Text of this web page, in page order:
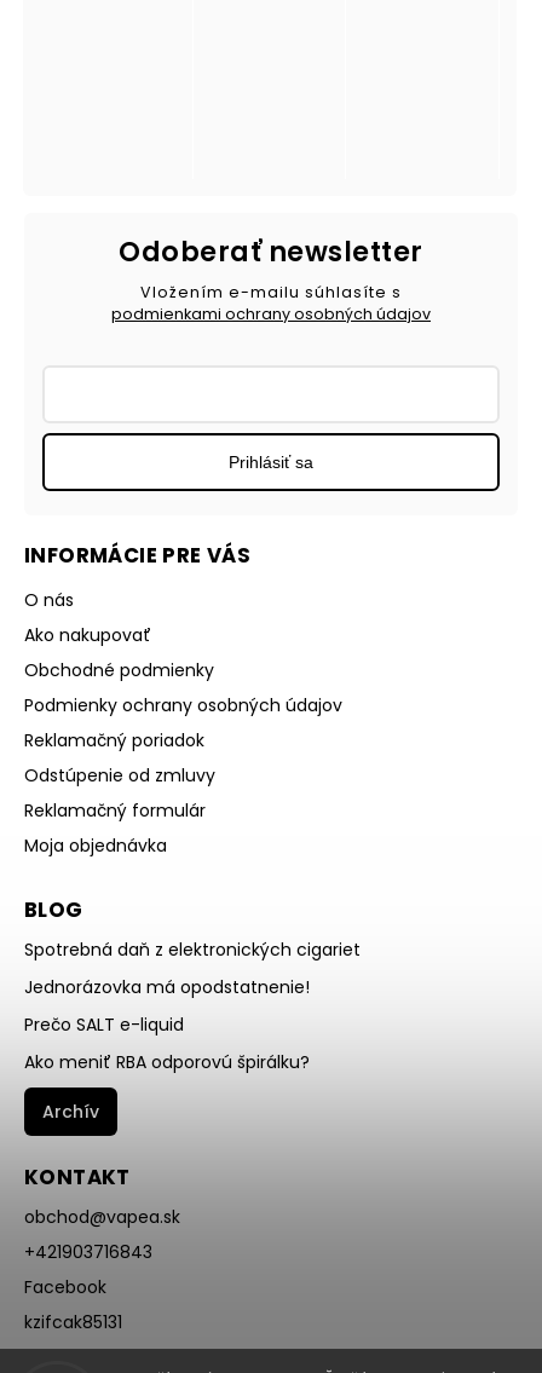
INFORMÁCIE PRE VÁS
O nás
Ako nakupovať
Obchodné podmienky
Podmienky ochrany osobných údajov
Reklamačný poriadok
Odstúpenie od zmluvy
Reklamačný formulár
Moja objednávka
BLOG
Spotrebná daň z elektronických cigariet
Jednorázovka má opodstatnenie!
Prečo SALT e-liquid
Ako meniť RBA odporovú špirálku?
Archív
KONTAKT
obchod@vapea.sk
+421903716843
Facebook
kzifcak85131
Instagram
Odoberať newsletter
Vložením e-mailu súhlasíte s
podmienkami ochrany osobných údajov
Prihlásiť sa